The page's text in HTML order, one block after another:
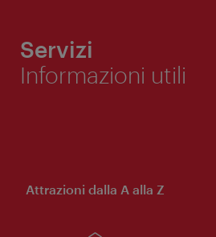
Servizi
Informazioni utili
Attrazioni dalla A alla Z